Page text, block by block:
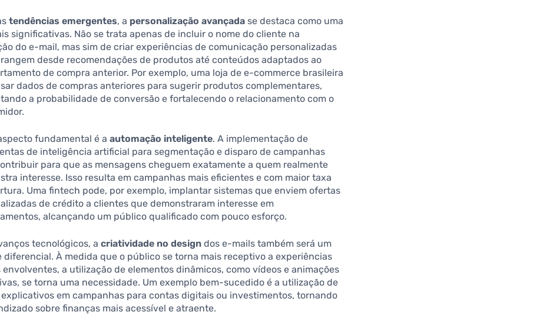
tendências emergentes, a personalização avançada se destaca como uma
significativas. Não se trata apenas de incluir o nome do cliente na
do e-mail, mas sim de criar experiências de comunicação personalizadas
desde recomendações de produtos até conteúdos adaptados ao
de compra anterior. Por exemplo, uma loja de e-commerce brasileira
dados de compras anteriores para sugerir produtos complementares,
a probabilidade de conversão e fortalecendo o relacionamento com o
fundamental é aautomação inteligente. A implementação de
de inteligência artificial para segmentação e disparo de campanhas
para que as mensagens cheguem exatamente a quem realmente
interesse. Isso resulta em campanhas mais eficientes e com maior taxa
Uma fintech pode, por exemplo, implantar sistemas que enviem ofertas
de crédito a clientes que demonstraram interesse em
alcançando um público qualificado com pouco esforço.
tecnológicos, acriatividade no design dos e-mails também será um
diferencial. À medida que o público se torna mais receptivo a experiências
envolventes, a utilização de elementos dinâmicos, como vídeos e animações
se torna uma necessidade. Um exemplo bem-sucedido é a utilização de
em campanhas para contas digitais ou investimentos, tornando
sobre finanças mais acessível e atraente.